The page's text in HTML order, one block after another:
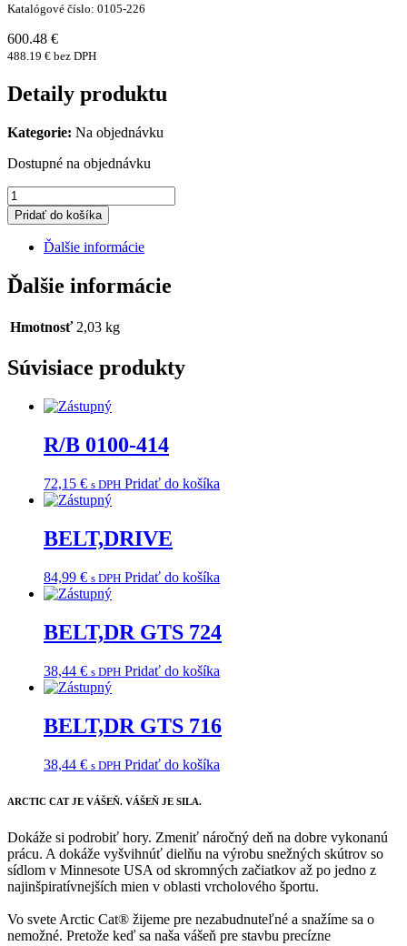
Katalógové číslo: 0105-226
600.48 €
488.19 € bez DPH
Detaily produktu
Kategorie: Na objednávku
Dostupné na objednávku
množstvo
POST
ASS'Y,STEERING
Pridať do košíka
Ďalšie informácie
Ďalšie informácie
Hmotnosť 2,03 kg
Súvisiace produkty
R/B 0100-414
72,15 € s DPH Pridať do košíka
BELT,DRIVE
84,99 € s DPH Pridať do košíka
BELT,DR GTS 724
38,44 € s DPH Pridať do košíka
BELT,DR GTS 716
38,44 € s DPH Pridať do košíka
ARCTIC CATJE VÁŠEŇ. VÁŠEŇ JE SILA.
Dokáže si podrobiť hory. Zmeniť náročný deň na dobre vykonanú
prácu. A dokáže vyšvihnúť dielňu na výrobu snežných skútrov so
sídlom v Minnesote USA od skromných začiatkov až po jedno z
najinšpiratívnejších mien v oblasti vrcholového športu.
Vo svete Arctic Cat® žijeme pre nezabudnuteľné a snažíme sa o
nemožné. Pretože keď sa naša vášeň pre stavbu precízne